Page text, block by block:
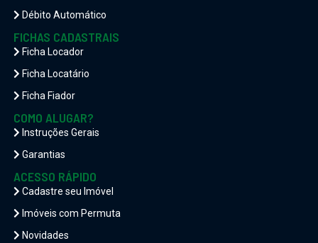
Débito Automático
FICHAS CADASTRAIS
Ficha Locador
Ficha Locatário
Ficha Fiador
COMO ALUGAR?
Instruções Gerais
Garantias
ACESSO RÁPIDO
Cadastre seu Imóvel
Imóveis com Permuta
Novidades